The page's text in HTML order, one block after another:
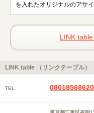
を入れたオリジナルのアサ
LINK
LINK table （リンクテーブル）
TEL 08018568620